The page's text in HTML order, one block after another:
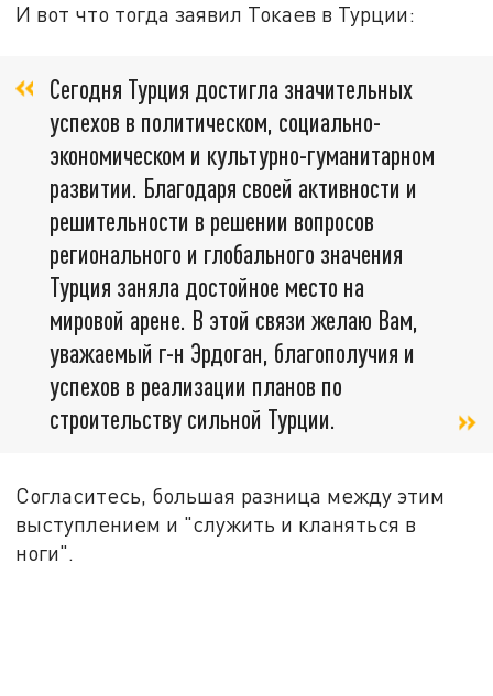
И вот что тогда заявил Токаев в Турции:
Сегодня Турция достигла значительных
успехов в политическом, социально-
экономическом и культурно-гуманитарном
развитии. Благодаря своей активности и
решительности в решении вопросов
регионального и глобального значения
Турция заняла достойное место на
мировой арене. В этой связи желаю Вам,
уважаемый г-н Эрдоган, благополучия и
успехов в реализации планов по
строительству сильной Турции.
Согласитесь, большая разница между этим
выступлением и "служить и кланяться в
ноги".